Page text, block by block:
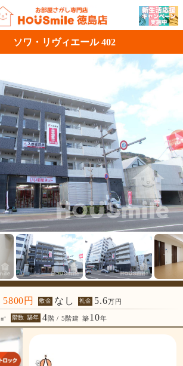
ソワ・リヴィエール 402
5800円 敷金 なし 礼金 5.6万円
㎡ 階数 築年 4階 / 5階建 築10年